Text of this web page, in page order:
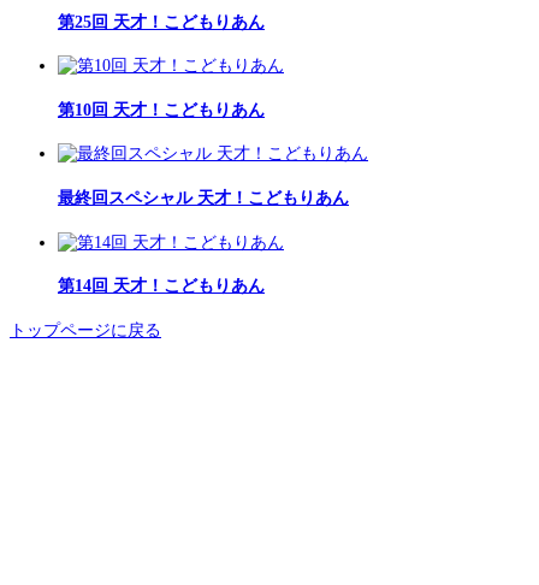
第25回 天才！こどもりあん
第10回 天才！こどもりあん
最終回スペシャル 天才！こどもりあん
第14回 天才！こどもりあん
トップページに戻る